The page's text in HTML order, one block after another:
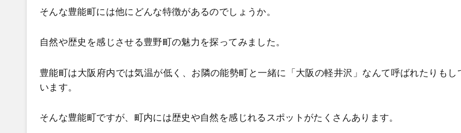
そんな豊能町には他にどんな特徴があるのでしょうか。
自然や歴史を感じさせる豊野町の魅力を探ってみました。
豊能町は大阪府内では気温が低く、お隣の能勢町と一緒に「大阪の軽井沢」なんて呼ばれたりもし
います。
そんな豊能町ですが、町内には歴史や自然を感じれるスポットがたくさんあります。